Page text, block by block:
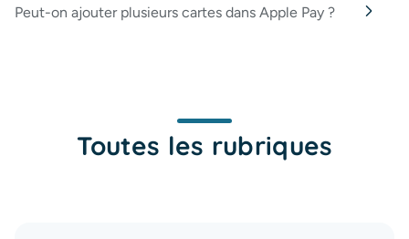
Peut-on ajouter plusieurs cartes dans Apple Pay ?
Toutes les rubriques